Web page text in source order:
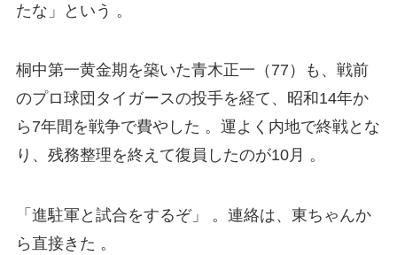
たな」という 。
桐中第一黄金期を築いた青木正一（77）も、戦前
のプロ球団タイガースの投手を経て、昭和14年か
ら7年間を戦争で費やした 。運よく内地で終戦とな
り、残務整理を終えて復員したのが10月 。
「進駐軍と試合をするぞ」 。連絡は、東ちゃんか
ら直接きた 。